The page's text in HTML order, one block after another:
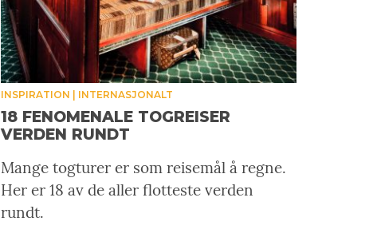
INSPIRATION INTERNASJONALT
18 FENOMENALE TOGREISER
VERDEN RUNDT
Mange togturer er som reisemål å regne.
Her er 18 av de aller flotteste verden
rundt.